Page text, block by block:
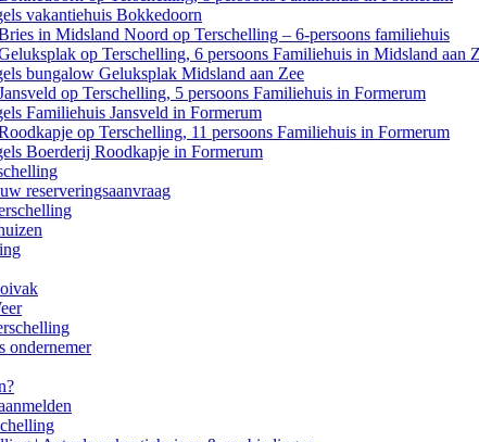
vakantiehuis Bokkedoorn
in Midsland Noord op Terschelling – 6-persoons familiehuis
op Terschelling, 6 persoons Familiehuis in Midsland aan
bungalow Geluksplak Midsland aan Zee
op Terschelling, 5 persoons Familiehuis in Formerum
Familiehuis Jansveld in Formerum
op Terschelling, 11 persoons Familiehuis in Formerum
Boerderij Roodkapje in Formerum
reserveringsaanvraag
ondernemer